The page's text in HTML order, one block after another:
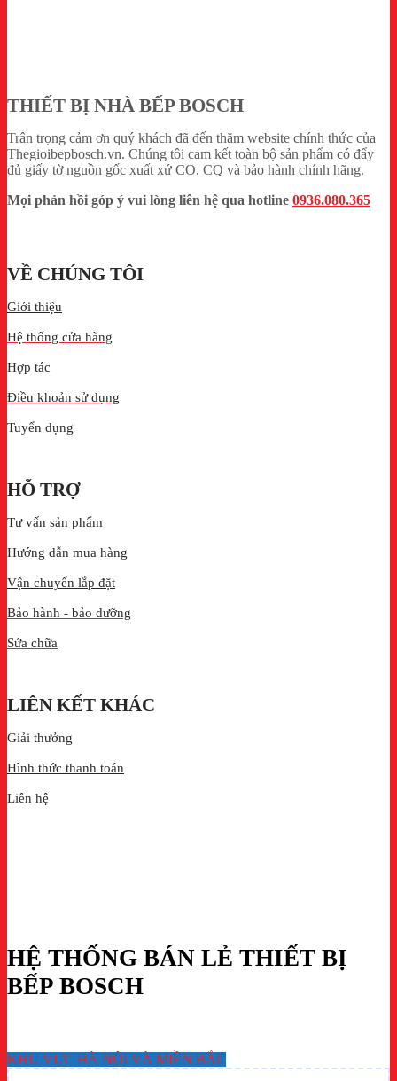
THIẾT BỊ NHÀ BẾP BOSCH
Trân trọng cảm ơn quý khách đã đến thăm website chính thức của
Thegioibepbosch.vn. Chúng tôi cam kết toàn bộ sản phẩm có đẩy
đủ giấy tờ nguồn gốc xuất xứ CO, CQ và bảo hành chính hãng.
Mọi phản hồi góp ý vui lòng liên hệ qua hotline 0936.080.365
VỀ CHÚNG TÔI
Giới thiệu
Hệ thống cửa hàng
Hợp tác
Điều khoản sử dụng
Tuyển dụng
HỖ TRỢ
Tư vấn sản phẩm
Hướng dẫn mua hàng
Vận chuyển lắp đặt
Bảo hành - bảo dưỡng
Sửa chữa
LIÊN KẾT KHÁC
Giải thưởng
Hình thức thanh toán
Liên hệ
HỆ THỐNG BÁN LẺ THIẾT BỊ
BẾP BOSCH
KHU VỰC HÀ NỘI VÀ MIỀN BẮC